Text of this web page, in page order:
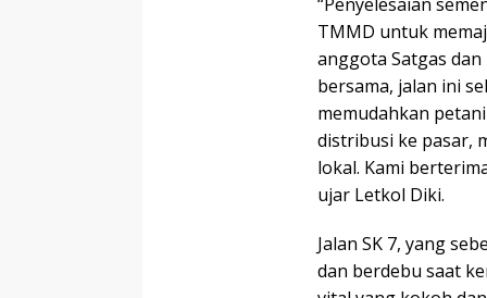
“Penyelesaian
TMMD untuk
anggota Satgas
bersama, jalan ini
memudahkan
distribusi ke pasar,
lokal. Kami
ujar Letkol Diki.
Jalan SK 7, yang
dan berdebu saat